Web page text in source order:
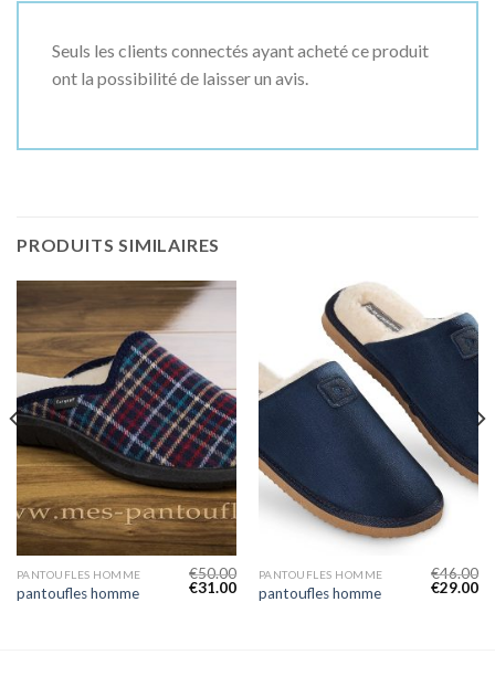
Seuls les clients connectés ayant acheté ce produit
ont la possibilité de laisser un avis.
PRODUITS SIMILAIRES
PANTOUFLES HOMME
pantoufles homme
€50.00
€31.00
PANTOUFLES HOMME
pantoufles homme
€46.00
€29.00